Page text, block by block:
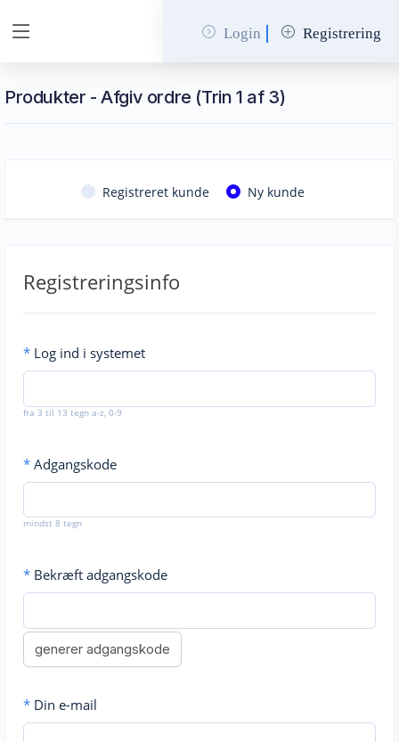
Login Registrering
Produkter - Afgiv ordre (Trin 1 af 3)
Registreret kunde Ny kunde
Registreringsinfo
* Log ind i systemet
fra 3 til 13 tegn a-z, 0-9
* Adgangskode
mindst 8 tegn
* Bekræft adgangskode
generer adgangskode
* Din e-mail